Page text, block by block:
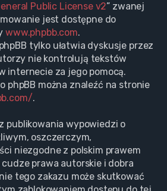
Public License v2” zwanej
jest dostępne do
www.phpbb.com.
tylko ułatwia dyskusje przez
nie kontrolują tekstów
internecie za jego pomocą.
phpBB można znaleźć na stronie
.
publikowania wypowiedzi o
oszczerczym,
niezgodne z polskim prawem
prawa autorskie i dobra
tego zakazu może skutkować